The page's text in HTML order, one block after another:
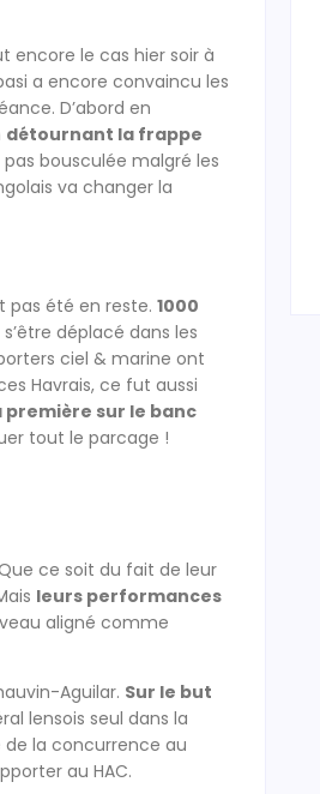
encore le cas hier soir à
a encore convaincu les
D’abord en
détournant la frappe
bousculée malgré les
va changer la
pas été en reste. 1000
déplacé dans les
ciel & marine ont
Havrais, ce fut aussi
sur le banc
tout le parcage !
ce soit du fait de leur
leurs performances
aligné comme
Aguilar. Sur le but
lensois seul dans la
de la concurrence au
au HAC.